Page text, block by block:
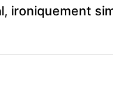
ironiquement